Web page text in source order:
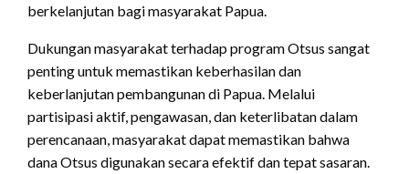
berkelanjutan bagi masyarakat Papua.
Dukungan masyarakat terhadap program Otsus sangat
penting untuk memastikan keberhasilan dan
keberlanjutan pembangunan di Papua. Melalui
partisipasi aktif, pengawasan, dan keterlibatan dalam
perencanaan, masyarakat dapat memastikan bahwa
dana Otsus digunakan secara efektif dan tepat sasaran.